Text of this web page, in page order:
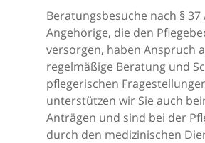
Beratungsbesuche nach § 37
Angehörige, die den
versorgen, haben Anspruch
regelmäßige Beratung und
pflegerischen
unterstützen wir Sie auch
Anträgen und sind bei der
durch den medizinischen